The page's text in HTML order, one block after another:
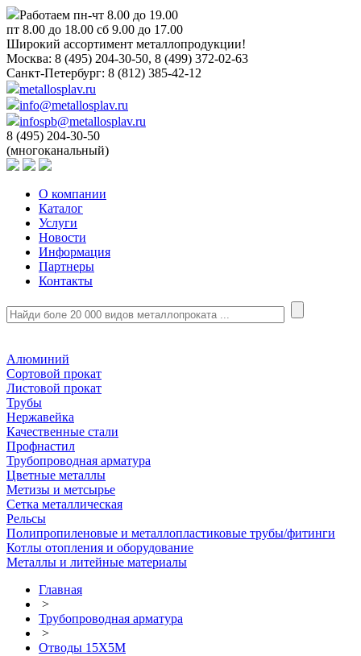
Работаем пн-чт 8.00 до 19.00
пт 8.00 до 18.00 сб 9.00 до 17.00
Широкий ассортимент металлопродукции!
Москва: 8 (495) 204-30-50, 8 (499) 372-02-63
Санкт-Петербург: 8 (812) 385-42-12
metallosplav.ru
info@metallosplav.ru
infospb@metallosplav.ru
8 (495) 204-30-50
(многоканальный)
О компании
Каталог
Услуги
Новости
Информация
Партнеры
Контакты
Алюминий
Сортовой прокат
Листовой прокат
Трубы
Нержавейка
Качественные стали
Профнастил
Трубопроводная арматура
Цветные металлы
Метизы и метсырье
Сетка металлическая
Рельсы
Полипропиленовые и металлопластиковые трубы/фитинги
Котлы отопления и оборудование
Металлы и литейные материалы
Главная
>
Трубопроводная арматура
>
Отводы 15Х5М